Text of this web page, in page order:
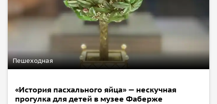
Пешеходная
«История пасхального яйца» — нескучная
прогулка для детей в музее Фаберже